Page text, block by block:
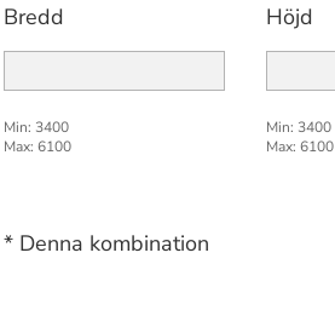
Bredd
Min: 3400
Max: 6100
Höjd
Min: 3400
Max: 6100
* Denna kombination